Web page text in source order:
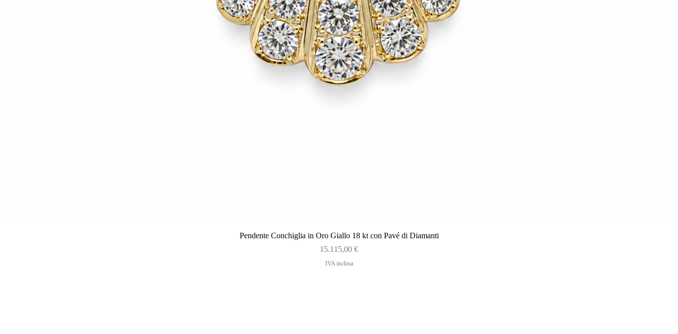
Vista rapida
Pendente Conchiglia in Oro Giallo 18 kt con Pavé di Diamanti
Prezzo
15.115,00 €
IVA inclusa